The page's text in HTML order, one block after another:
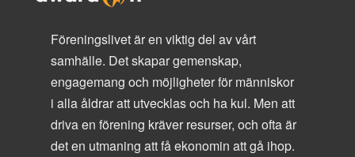
Föreningslivet är en viktig del av vårt
samhälle. Det skapar gemenskap,
engagemang och möjligheter för människor
i alla åldrar att utvecklas och ha kul. Men att
driva en förening kräver resurser, och ofta är
det en utmaning att få ekonomin att gå ihop.